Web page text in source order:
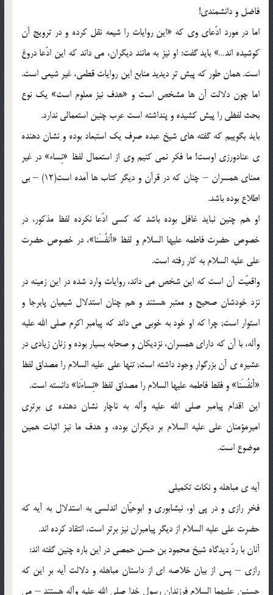
فاضل و دانشمندى!
اما در مورد ادّعاى وى که «این روایات را شیعه نقل کرده و در ترویج آن
کوشیده اند…» باید گفت: او نیز به مانند دیگران، مى داند که این ادّعا دروغ
است. همان طور که پیش تر دیدید منابع این روایات قطعى، غیر شیعى است.
اما چون دلالت آن ها مشخص است و «هدف نیز معلوم است» یک نوع
بحث لفظى را پیش کشیده و پنداشته است عرب چنین استعمالى ندارد.
باید بگوییم که گفته هاى شیخ عبده صرف یک استبعاد بوده و نشان دهنده
ی عنادورزى اوست! ما فکر نمى کنیم وى از استعمال لفظ «نِساء» در غیر
معناى همسران – چنان که در قرآن و دیگر کتاب ها آمده است(12) – بى
اطلاع بوده باشد.
او هم چنین نباید غافل بوده باشد که کسى ادّعا نکرده لفظ مذکور، در
خصوص حضرت فاطمه علیها السلام و لفظ «أَنفُسَنا»، در خصوص حضرت
على علیه السلام به کار رفته است.
واقعیّت آن است که این شخص مى داند، روایات وارد شده در این زمینه در
نزد خودشان صحیح و معتبر هستند و هم چنان استدلال شیعیان پابرجا و
استوار است; چرا که او خود به خوبى مى داند که پیامبر اکرم صلى الله علیه
وآله، با آن که داراى همسران، نزدیکان و صحابه بسیار بوده و زنان زیادى در
عشیره ی آن بزرگوار وجود داشته است; تنها على علیه السلام را مصداق لفظ
«أَنفُسَنا» و فقط فاطمه علیها السلام را مصداق لفظ «نِساءَنا» دانسته است.
این اقدام پیامبر صلى الله علیه وآله به ناچار نشان دهنده ی برترى
امیرمؤمنان على علیه السلام بر دیگران بوده، و هدف ما نیز اثبات همین
موضوع است.
آیه ی مباهله و نکات تکمیلى
فخر رازى و در پى او، نیشابورى و ابوحیّان اندلسى به استدلال به آیه که
حضرت على علیه السلام از دیگر پیامبران نیز برتر است، انتقاد کرده اند.
آنان با ردّ دیدگاه شیخ محمود بن حسن حمصى در این باره چنین گفته اند:
رازى – پس از بیان خلاصه اى از داستان مباهله و دلالت آیه بر این که
حسنین علیهما السلام فرزندان رسول خدا صلى الله علیه وآله هستند – مى